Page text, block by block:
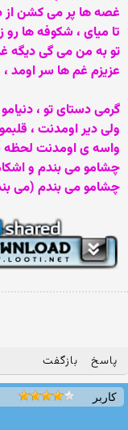
غصه ها پر می کشن از
تا میای ، شکوفه ها رو
تو به من می گی دیگه
عزیزم غم ها سر اومد ،
گرمی دستای تو ،
ولی دیر اومدنت ،
واسه ی اومدنت
چشامو می بندم و
چشامو می بندم (می
پاسخ بازگفت
کاربر